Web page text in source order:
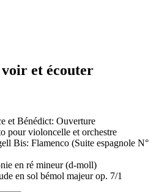
voir et écouter
et Bénédict: Ouverture
pour violoncelle et orchestre
Bis: Flamenco (Suite espagnole N°
en ré mineur (d-moll)
en sol bémol majeur op. 7/1